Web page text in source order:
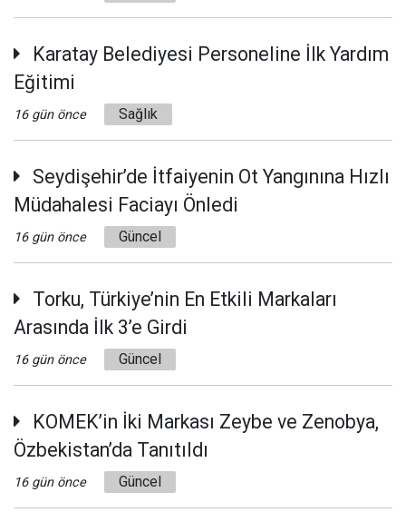
Karatay Belediyesi Personeline İlk Yardım
Eğitimi
16 gün önce Sağlık
Seydişehir’de İtfaiyenin Ot Yangınına Hızlı
Müdahalesi Faciayı Önledi
16 gün önce Güncel
Torku, Türkiye’nin En Etkili Markaları
Arasında İlk 3’e Girdi
16 gün önce Güncel
KOMEK’in İki Markası Zeybe ve Zenobya,
Özbekistan’da Tanıtıldı
16 gün önce Güncel